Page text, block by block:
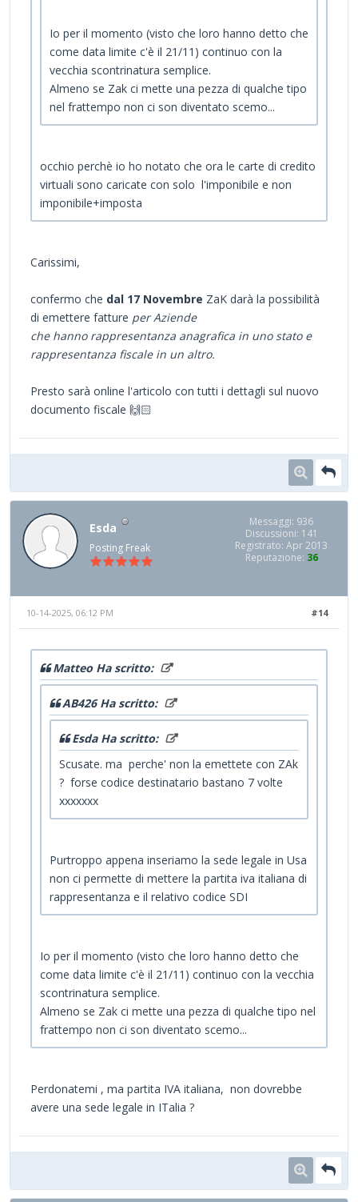
Io per il momento (visto che loro hanno detto che
come data limite c'è il 21/11) continuo con la
vecchia scontrinatura semplice.
Almeno se Zak ci mette una pezza di qualche tipo
nel frattempo non ci son diventato scemo...
occhio perchè io ho notato che ora le carte di credito
virtuali sono caricate con solo l'imponibile e non
imponibile+imposta
Carissimi,
confermo che dal 17 Novembre ZaK darà la possibilità
di emettere fatture per Aziende
che hanno rappresentanza anagrafica in uno stato e
rappresentanza fiscale in un altro.
Presto sarà online l'articolo con tutti i dettagli sul nuovo
documento fiscale 🙌🏻
Esda
Posting Freak
Messaggi: 936
Discussioni: 141
Registrato: Apr 2013
Reputazione: 36
#14
10-14-2025, 06:12 PM
Matteo Ha scritto:
AB426 Ha scritto:
Esda Ha scritto:
Scusate. ma perche' non la emettete con ZAk
? forse codice destinatario bastano 7 volte
xxxxxxx
Purtroppo appena inseriamo la sede legale in Usa
non ci permette di mettere la partita iva italiana di
rappresentanza e il relativo codice SDI
Io per il momento (visto che loro hanno detto che
come data limite c'è il 21/11) continuo con la vecchia
scontrinatura semplice.
Almeno se Zak ci mette una pezza di qualche tipo nel
frattempo non ci son diventato scemo...
Perdonatemi , ma partita IVA italiana, non dovrebbe
avere una sede legale in ITalia ?